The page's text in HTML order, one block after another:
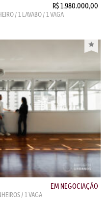
R$ 1.980.000,00
/ 1 LAVABO / 1 VAGA
EM NEGOCIAÇÃO
/ 1 VAGA